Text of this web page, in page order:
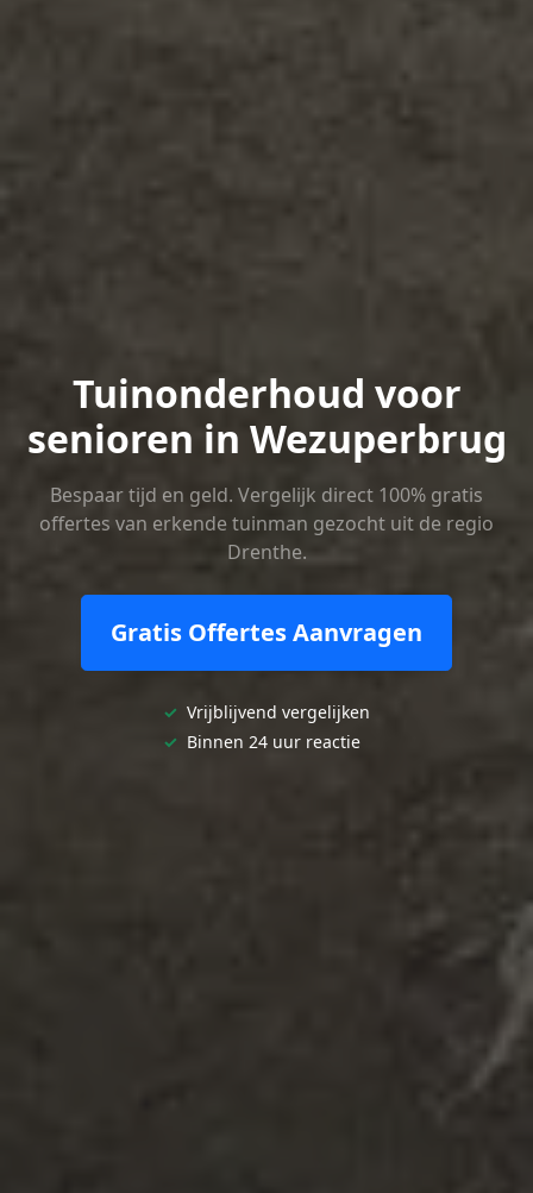
Tuinonderhoud voor
senioren in Wezuperbrug
Bespaar tijd en geld. Vergelijk direct 100% gratis
offertes van erkende tuinman gezocht uit de regio
Drenthe.
Gratis Offertes Aanvragen
✓ Vrijblijvend vergelijken
✓ Binnen 24 uur reactie